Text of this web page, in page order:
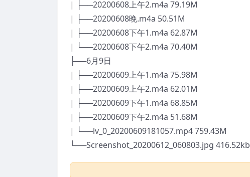
| ├──20200608上午2.m4a 79.19M
| ├──20200608晚.m4a 50.51M
| ├──20200608下午1.m4a 62.87M
| └──20200608下午2.m4a 70.40M
├──6月9日
| ├──20200609上午1.m4a 75.98M
| ├──20200609上午2.m4a 62.01M
| ├──20200609下午1.m4a 68.85M
| ├──20200609下午2.m4a 51.68M
| └──lv_0_20200609181057.mp4 759.43M
└──Screenshot_20200612_060803.jpg 416.52kb